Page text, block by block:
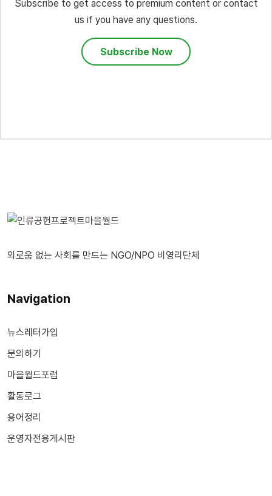
Subscribe to get access to premium content or contact
us if you have any questions.
Subscribe Now
외로움 없는 사회를 만드는 NGO/NPO 비영리단체
Navigation
뉴스레터가입
문의하기
마을월드포럼
활동로그
용어정리
운영자전용게시판